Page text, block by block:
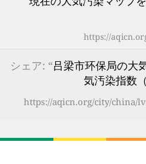
https://
シェア: “吕梁市环保局の大
気汚染指数
https://aqicn.org/city/china/